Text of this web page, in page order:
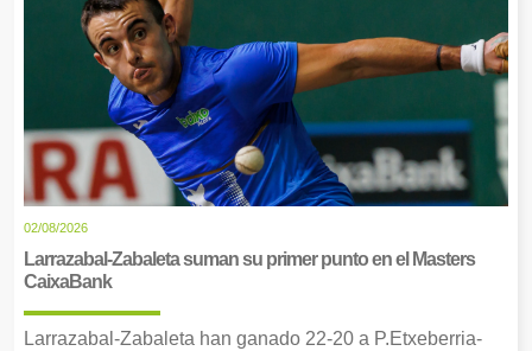
02/08/2026
Larrazabal-Zabaleta suman su primer punto en el Masters
CaixaBank
Larrazabal-Zabaleta han ganado 22-20 a P.Etxeberria-